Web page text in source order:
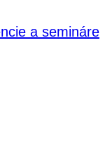
a semináre